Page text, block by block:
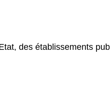
des établissements